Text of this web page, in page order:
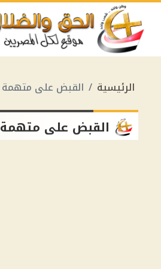
الرئيسية القبض على متهمة
القبض على متهمة